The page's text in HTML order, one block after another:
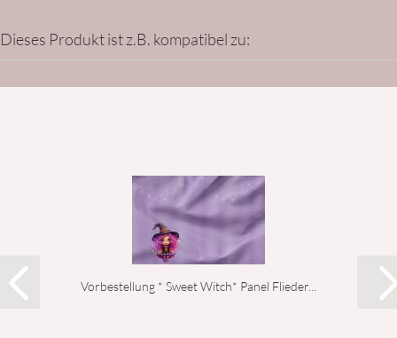
Dieses Produkt ist z.B. kompatibel zu:
Vorbestellung * Sweet Witch* Panel Flieder...